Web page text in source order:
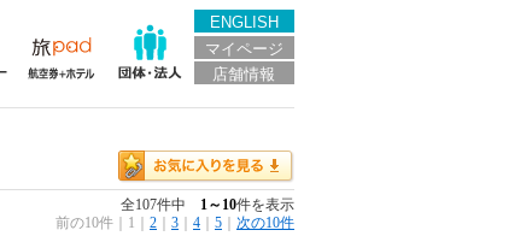
ENGLISH
マイページ
店舗情報
全107件中 1～10件を表示
前の10件
1 2 3 4 5 次の10件